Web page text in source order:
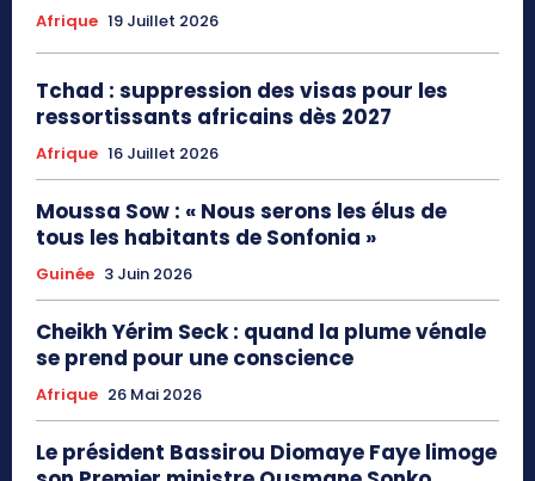
Afrique 19 Juillet 2026
Tchad : suppression des visas pour les
ressortissants africains dès 2027
Afrique 16 Juillet 2026
Moussa Sow : « Nous serons les élus de
tous les habitants de Sonfonia »
Guinée 3 Juin 2026
Cheikh Yérim Seck : quand la plume vénale
se prend pour une conscience
Afrique 26 Mai 2026
Le président Bassirou Diomaye Faye limoge